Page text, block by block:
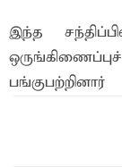
இந்த
பங்குபற்றினார்